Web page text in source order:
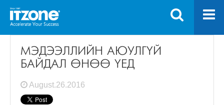
МЭДЭЭЛЛИЙН АЮУЛГҮЙ
БАЙДАЛ ӨНӨӨ ҮЕД
August.26.2016